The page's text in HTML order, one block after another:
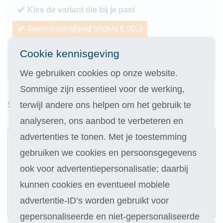
Kies de variant die bij je past
Geen inschrijfgeld (elders € 30,-)
Studieduur: 6 maanden
379
Selecteer
Of in termijnen: 6 x 70,90
Cookie kennisgeving
We gebruiken cookies op onze website.
Sommige zijn essentieel voor de werking,
terwijl andere ons helpen om het gebruik te
analyseren, ons aanbod te verbeteren en
advertenties te tonen. Met je toestemming
gebruiken we cookies en persoonsgegevens
ook voor advertentiepersonalisatie; daarbij
kunnen cookies en eventueel mobiele
advertentie-ID’s worden gebruikt voor
gepersonaliseerde en niet-gepersonaliseerde